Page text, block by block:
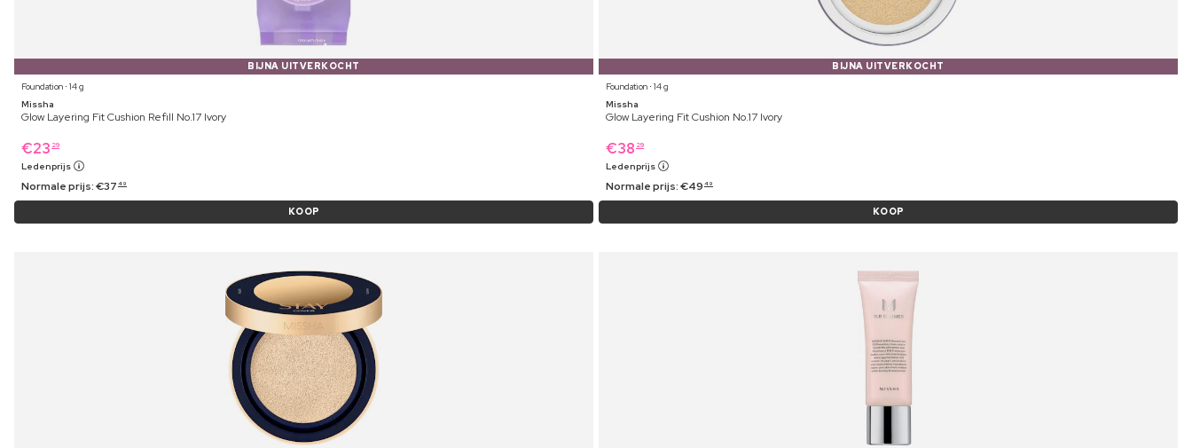
BIJNA UITVERKOCHT
Foundation ⋅ 14 g
Missha
Glow Layering Fit Cushion Refill No.17 Ivory
€23 29
Ledenprijs
Normale prijs:€37 49
KOOP
BIJNA UITVERKOCHT
Foundation ⋅ 14 g
Missha
Glow Layering Fit Cushion No.17 Ivory
€38 29
Ledenprijs
Normale prijs:€49 49
KOOP